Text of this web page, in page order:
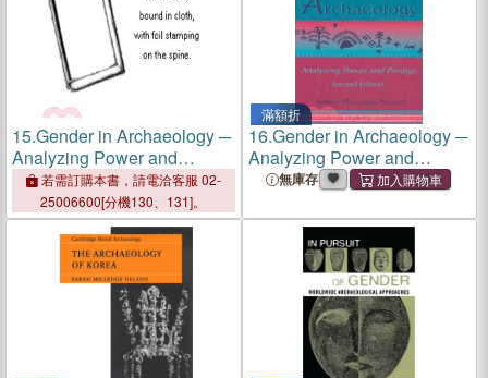
15.Gender in Archaeology ─
Analyzing Power and
Prestige
若需訂購本書，請電洽客服 02-
25006600[分機130、131]。
滿額折
16.Gender in Archaeology ─
Analyzing Power and
Prestige
無庫存